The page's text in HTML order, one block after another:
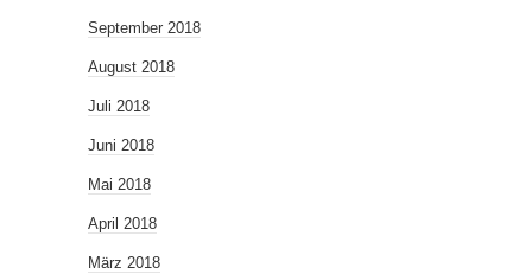
September 2018
August 2018
Juli 2018
Juni 2018
Mai 2018
April 2018
März 2018